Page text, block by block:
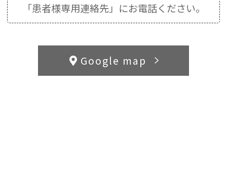
「患者様専用連絡先」にお電話ください。
Google map